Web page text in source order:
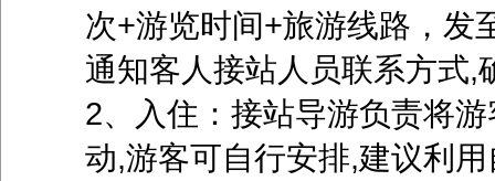
次+游览时间+旅游线路，发
通知客人接站人员联系方式,
2、入住：接站导游负责将
动,游客可自行安排,建议利